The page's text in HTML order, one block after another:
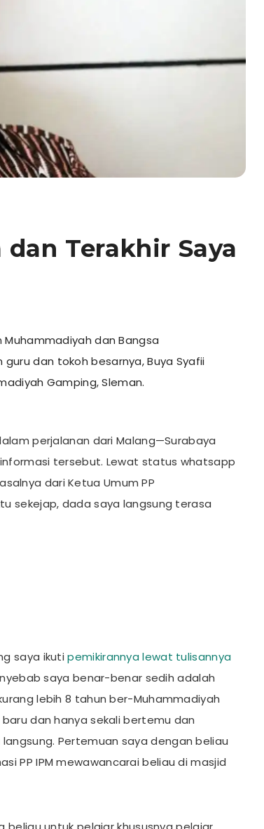
Terakhir Saya
Muhammadiyah dan Bangsa
dan tokoh besarnya, Buya Syafii
Gamping, Sleman.
perjalanan dari Malang—Surabaya
tersebut. Lewat status whatsapp
dari Ketua Umum PP
sekejap, dada saya langsung terasa
saya ikutipemikirannya lewat tulisannya
saya benar-benar sedih adalah
lebih 8 tahun ber-Muhammadiyah
dan hanya sekali bertemu dan
Pertemuan saya dengan beliau
PP IPM mewawancarai beliau di masjid